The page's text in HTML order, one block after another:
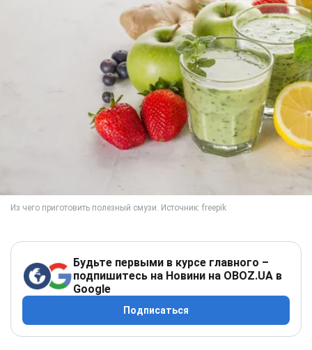
Будьте первыми в курсе главного –
подпишитесь на Новини на OBOZ.UA в
Google
Подписаться